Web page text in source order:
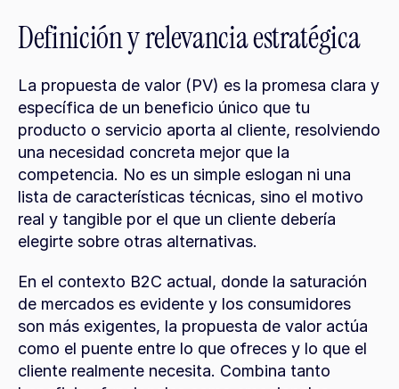
Definición y relevancia estratégica
La propuesta de valor (PV) es la promesa clara y
específica de un beneficio único que tu
producto o servicio aporta al cliente, resolviendo
una necesidad concreta mejor que la
competencia. No es un simple eslogan ni una
lista de características técnicas, sino el motivo
real y tangible por el que un cliente debería
elegirte sobre otras alternativas.
En el contexto B2C actual, donde la saturación
de mercados es evidente y los consumidores
son más exigentes, la propuesta de valor actúa
como el puente entre lo que ofreces y lo que el
cliente realmente necesita. Combina tanto